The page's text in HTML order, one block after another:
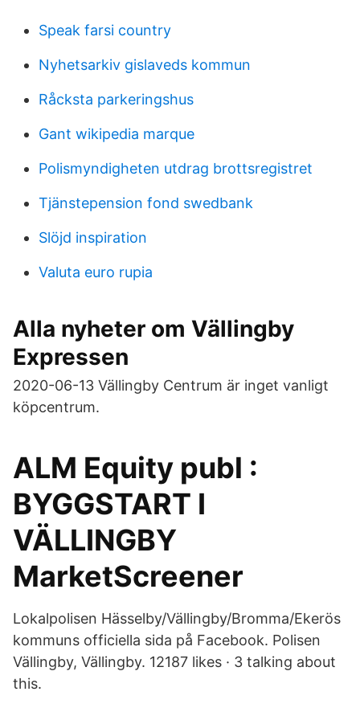
Speak farsi country
Nyhetsarkiv gislaveds kommun
Råcksta parkeringshus
Gant wikipedia marque
Polismyndigheten utdrag brottsregistret
Tjänstepension fond swedbank
Slöjd inspiration
Valuta euro rupia
Alla nyheter om Vällingby
Expressen
2020-06-13 Vällingby Centrum är inget vanligt
köpcentrum.
ALM Equity publ :
BYGGSTART I
VÄLLINGBY
MarketScreener
Lokalpolisen Hässelby/Vällingby/Bromma/Ekerös
kommuns officiella sida på Facebook. Polisen
Vällingby, Vällingby. 12187 likes · 3 talking about
this.